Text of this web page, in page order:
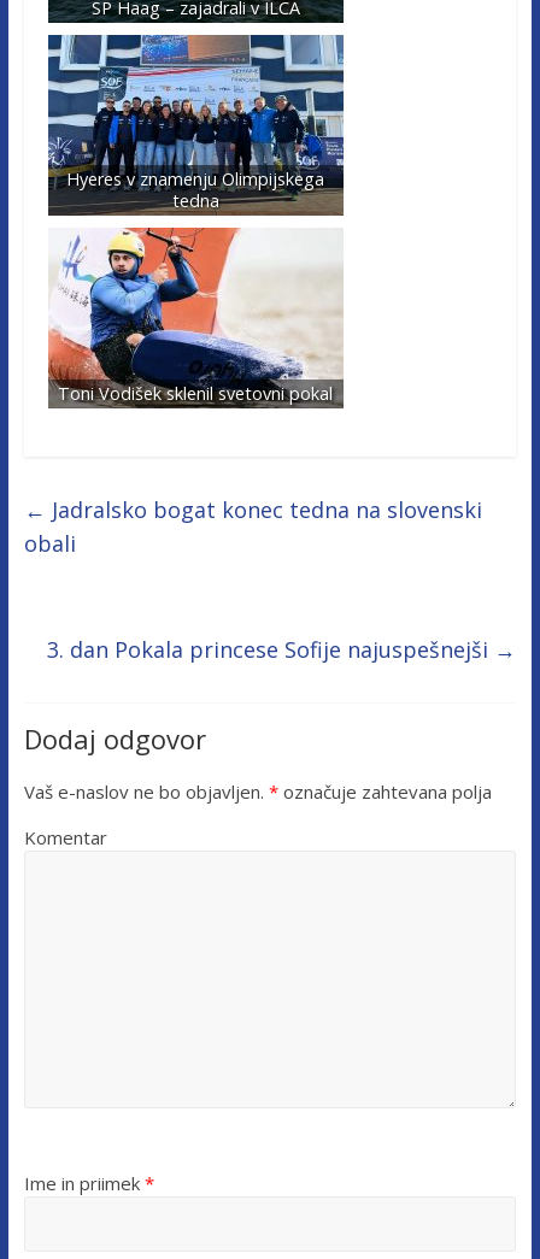
SP Haag – zajadrali v ILCA
Hyeres v znamenju Olimpijskega
tedna
Toni Vodišek sklenil svetovni pokal
← Jadralsko bogat konec tedna na slovenski
obali
3. dan Pokala princese Sofije najuspešnejši →
Dodaj odgovor
Vaš e-naslov ne bo objavljen. *označuje zahtevana polja
Komentar
Ime in priimek *